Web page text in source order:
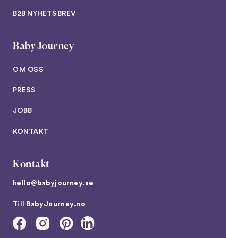
B2B NYHETSBREV
Baby Journey
OM OSS
PRESS
JOBB
KONTAKT
Kontakt
hello@babyjourney.se
Till BabyJourney.no